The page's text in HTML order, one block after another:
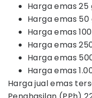
Harga emas 25
Harga emas 50
Harga emas
Harga emas
Harga emas
Harga emas
Harga jual emas